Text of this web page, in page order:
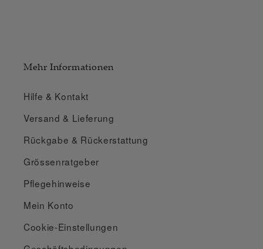
Mehr Informationen
Hilfe & Kontakt
Versand & Lieferung
Rückgabe & Rückerstattung
Grössenratgeber
Pflegehinweise
Mein Konto
Cookie-Einstellungen